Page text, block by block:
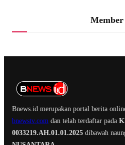
Bnews.id merupakan portal berita
bnewstv.com dan telah terdaftar pada
0033219.AH.01.01.2025 dibawah